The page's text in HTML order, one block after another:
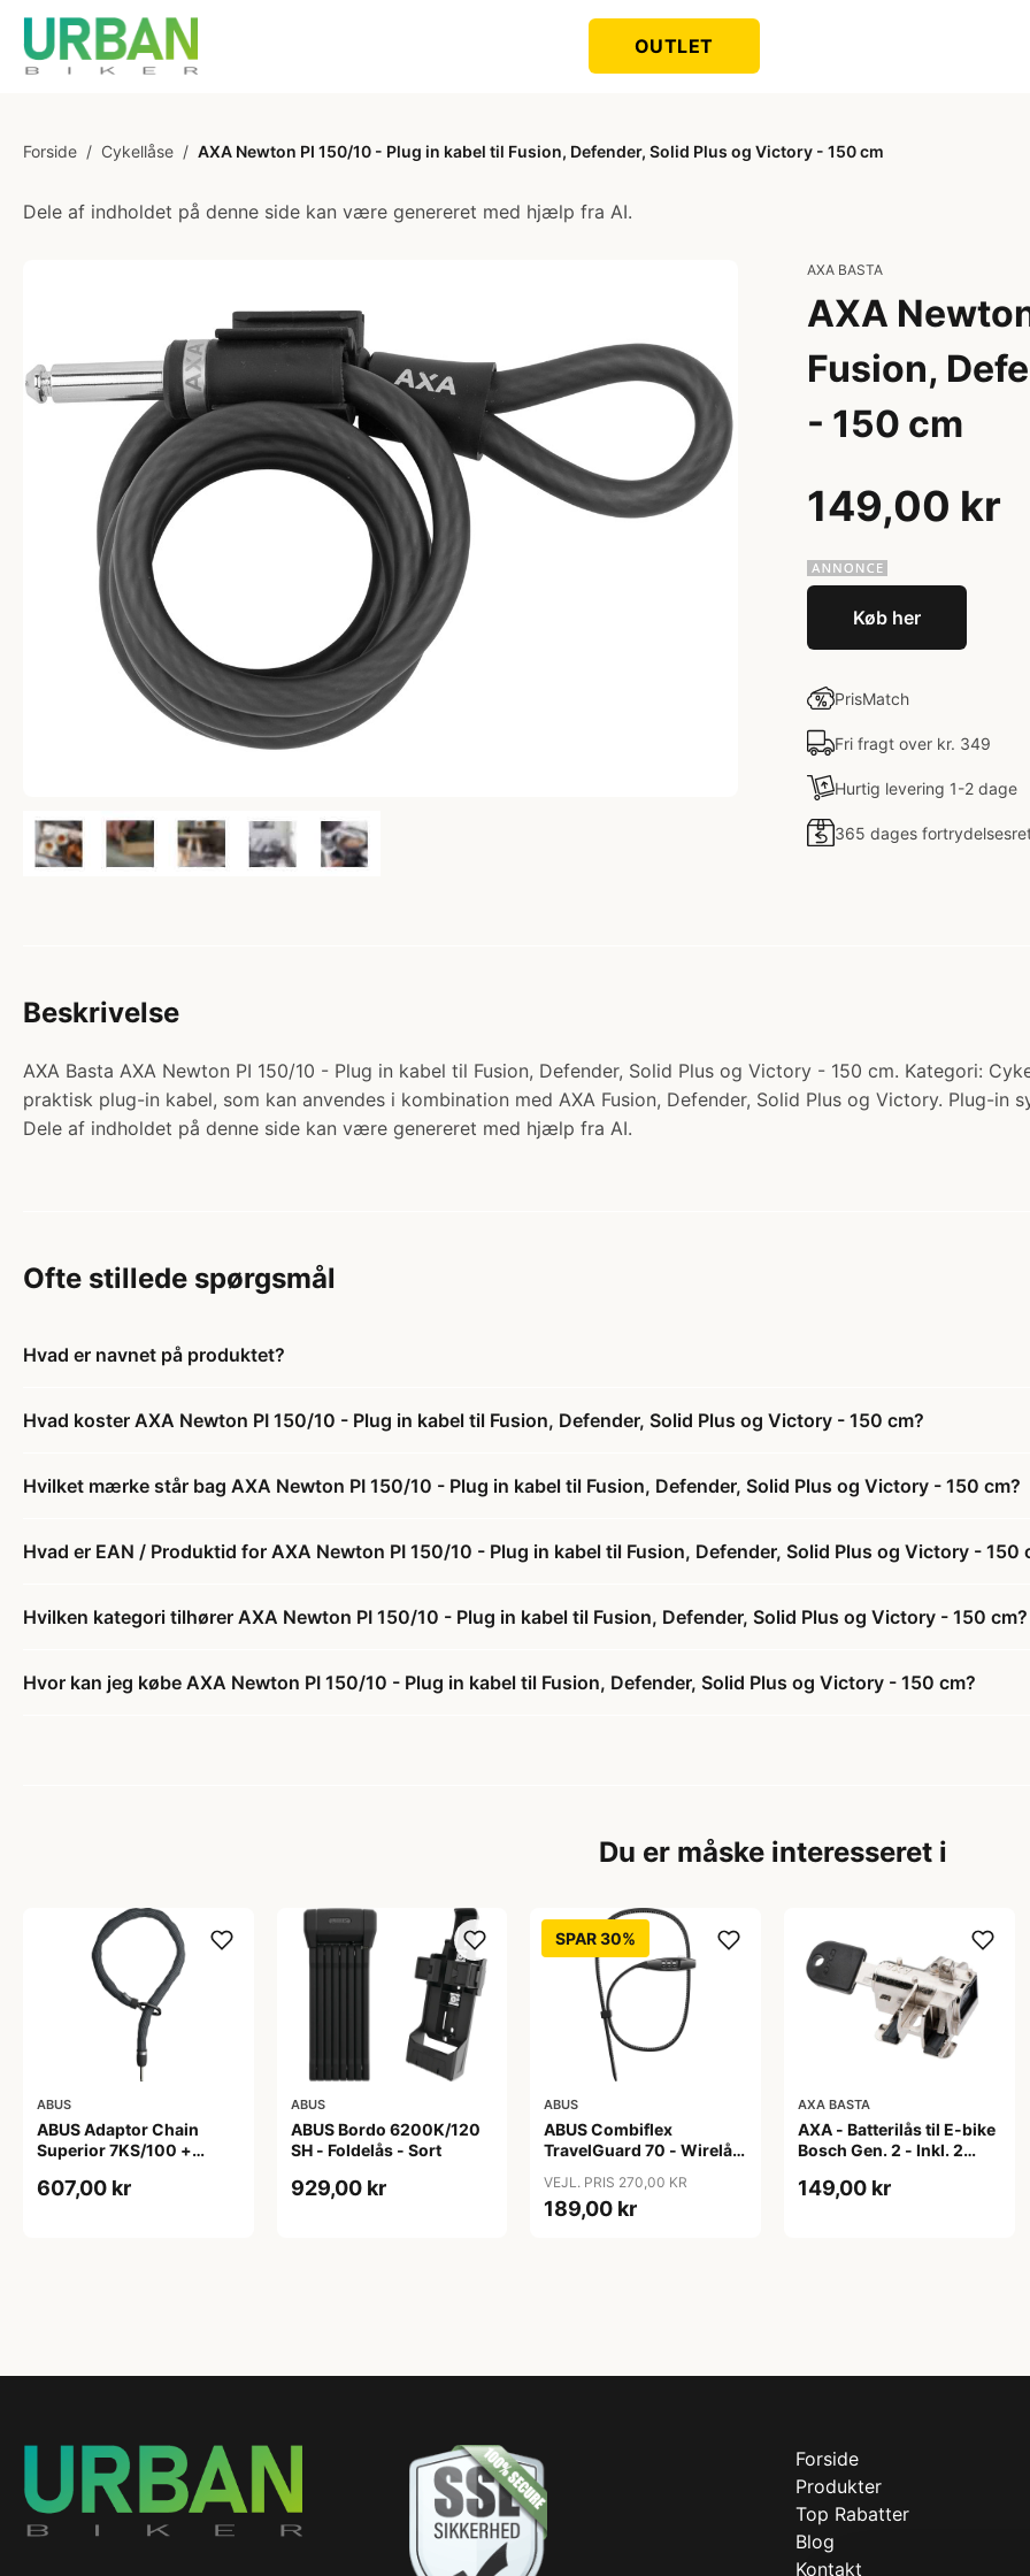
OUTLET
Forside / Cykellåse / AXA Newton PI 150/10 - Plug in kabel til Fusion, Defender, Solid Plus og Victory - 150 cm
Dele af indholdet på denne side kan være genereret med hjælp fra AI.
AXA BASTA
AXA
Fusion,
- 150 cm
149,00 kr
Køb her
PrisMatch
Fri fragt over kr. 349
Hurtig levering 1-2 dage
365 dages
Beskrivelse
AXA Basta AXA Newton PI 150/10 - Plug in kabel til Fusion, Defender, Solid Plus og Victory - 150 cm. Kategori:
praktisk plug-in kabel, som kan anvendes i kombination med AXA Fusion, Defender, Solid Plus og Victory. Plug-in
Dele af indholdet på denne side kan være genereret med hjælp fra AI.
Ofte stillede spørgsmål
Hvad er navnet på produktet?
Hvad koster AXA Newton PI 150/10 - Plug in kabel til Fusion, Defender, Solid Plus og Victory - 150 cm?
Hvilket mærke står bag AXA Newton PI 150/10 - Plug in kabel til Fusion, Defender, Solid Plus og Victory - 150 cm?
Hvad er EAN / Produktid for AXA Newton PI 150/10 - Plug in kabel til Fusion, Defender, Solid Plus og Victory - 150
Hvilken kategori tilhører AXA Newton PI 150/10 - Plug in kabel til Fusion, Defender, Solid Plus og Victory - 150 cm?
Hvor kan jeg købe AXA Newton PI 150/10 - Plug in kabel til Fusion, Defender, Solid Plus og Victory - 150 cm?
Du er måske interesseret i
ABUS
ABUS Adaptor Chain
Superior 7KS/100 +
607,00 kr
ABUS
ABUS Bordo 6200K/120
SH - Foldelås - Sort
929,00 kr
SPAR 30%
ABUS
ABUS Combiflex
TravelGuard 70 - Wirelås
VEJL. PRIS 270,00 KR
189,00 kr
AXA BASTA
AXA - Batterilås til E-bike
Bosch Gen. 2 - Inkl. 2
149,00 kr
Forside
Produkter
Top Rabatter
Blog
Kontakt